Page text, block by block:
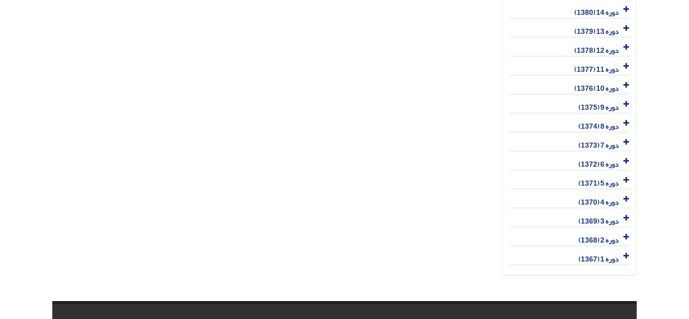
دوره 14 (1380)
دوره 13 (1379)
دوره 12 (1378)
دوره 11 (1377)
دوره 10 (1376)
دوره 9 (1375)
دوره 8 (1374)
دوره 7 (1373)
دوره 6 (1372)
دوره 5 (1371)
دوره 4 (1370)
دوره 3 (1369)
دوره 2 (1368)
دوره 1 (1367)